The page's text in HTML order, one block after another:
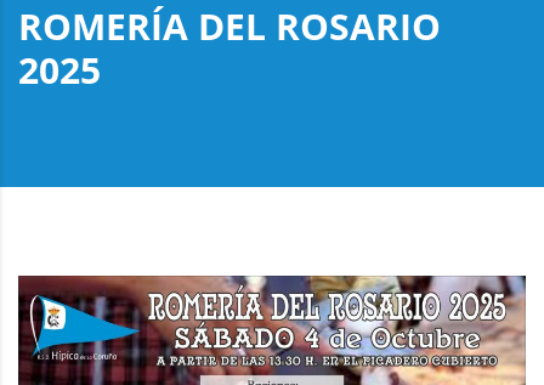
ROMERÍA DEL ROSARIO
2025